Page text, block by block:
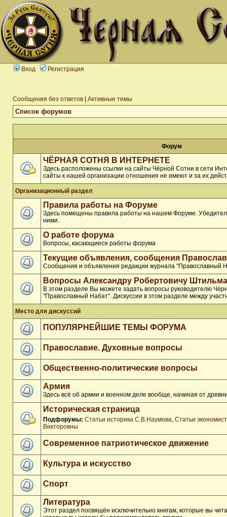
Вход Регистрация
Сообщения без ответов Активные темы
Список форумов
Форум
ЧЁРНАЯ СОТНЯ В ИНТЕРНЕТЕ
Здесь расположены ссылки на сайты Чёрной Сотни в сети
сайты к нашей организации отношения не имеют и за их
Организационный раздел
Правила работы на Форуме
Здесь помещены правила работы на нашем Форуме.
ними.
О работе форума
Вопросы, касающиеся работы форума
Текущие объявления, сообщения
Сообщения и объявления редакции журнала "Православный
Вопросы Александру Робертовичу
В этом разделе Вы можете задать вопросы руководителю
"Православный Набат". Дискуссии в этом разделе между
Место для дискуссий
ПОПУЛЯРНЕЙШИЕ ТЕМЫ ФОРУМА
Православие. Духовные вопросы
Общественно-политические вопросы
Армия
Здесь всё об армии и военном деле вообще, начиная от
Историческая страница
Подфорумы: Статьи историка С.В.Наумова, Статьи
Викторовны
Современное патриотическое движение
Культура и искусство
Спорт
Литература
Этот раздел посвящён исключительно книгам, которые вы